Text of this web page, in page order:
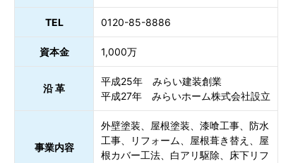
TEL 0120-85-8886
資本金 1,000万
沿 革
平成25年 みらい建装創業
平成27年 みらいホーム株式会社設立
事業内容
外壁塗装、屋根塗装、漆喰工事、防水
工事、リフォーム、屋根葺き替え、屋
根カバー工法、白アリ駆除、床下リフ